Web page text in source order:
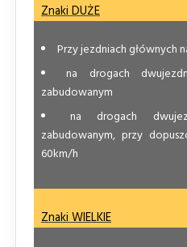
Znaki DUŻE
Przy jezdniach głównych
na drogach
zabudowanym
na drogach
zabudowanym, przy
60km/h
Znaki WIELKIE